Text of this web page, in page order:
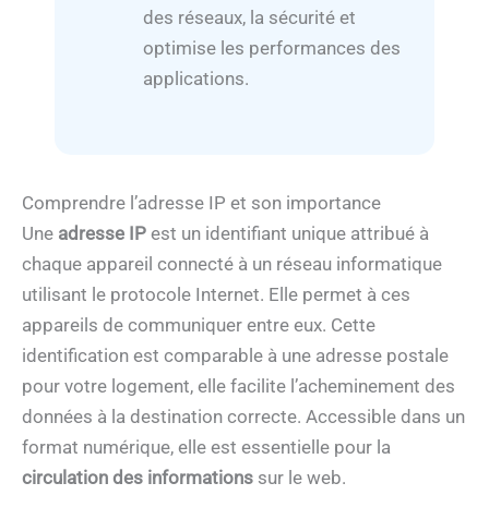
des réseaux, la sécurité et
optimise les performances des
applications.
Comprendre l’adresse IP et son importance
Une adresse IP est un identifiant unique attribué à
chaque appareil connecté à un réseau informatique
utilisant le protocole Internet. Elle permet à ces
appareils de communiquer entre eux. Cette
identification est comparable à une adresse postale
pour votre logement, elle facilite l’acheminement des
données à la destination correcte. Accessible dans un
format numérique, elle est essentielle pour la
circulation des informations sur le web.